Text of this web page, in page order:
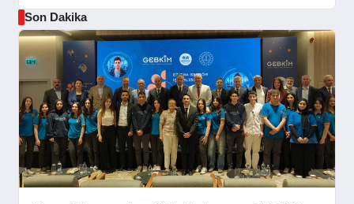
Son Dakika